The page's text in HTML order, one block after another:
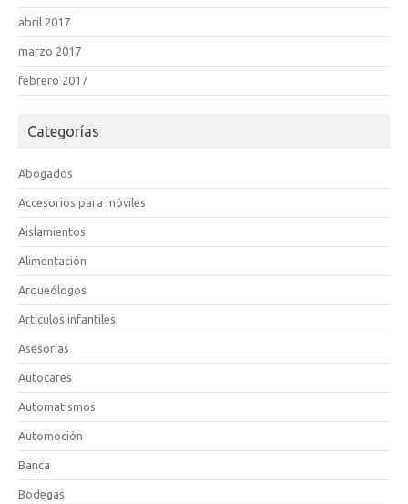
abril 2017
marzo 2017
febrero 2017
Categorías
Abogados
Accesorios para móviles
Aislamientos
Alimentación
Arqueólogos
Artículos infantiles
Asesorías
Autocares
Automatismos
Automoción
Banca
Bodegas